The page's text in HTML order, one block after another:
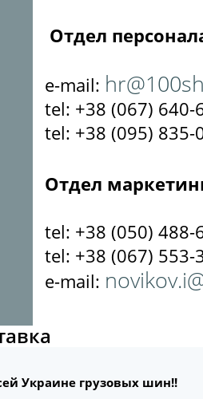
Отдел
e-mail:
tel: +38 (067) 640-
tel: +38 (095) 835-
Отдел
tel: +38 (050) 488-
tel: +38 (067) 553-
e-mail:
Украине грузовых шин!!